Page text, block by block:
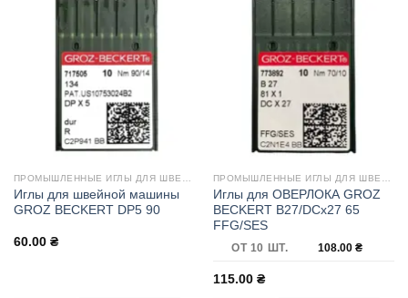
Иглы для швейной машины
GROZ BECKERT DP5 90
60.00 ₴
Иглы для ОВЕРЛОКА GROZ
BECKERT B27/DCx27 65
FFG/SES
ОТ 10 ШТ. 108.00 ₴
115.00 ₴